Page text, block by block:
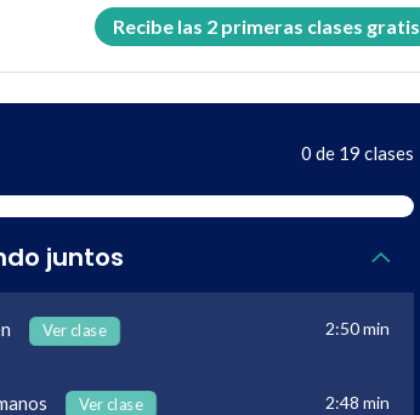
Recibe las 2 primeras clases gratis
0 de 19 clases
juntos
2:50 min
Ver clase
2:48 min
Ver clase